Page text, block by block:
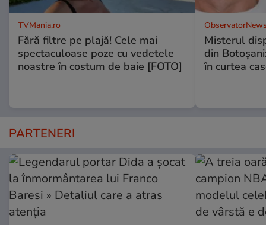
TVMania.ro
Fără filtre pe plajă! Cele mai
spectaculoase poze cu vedetele
noastre în costum de baie [FOTO]
Misterul
din
în curtea
PARTENERI